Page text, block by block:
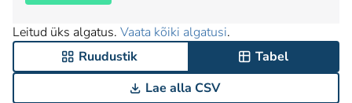
Leitud üks algatus. Vaata kõiki algatusi.
Ruudustik
Tabel
Lae alla CSV